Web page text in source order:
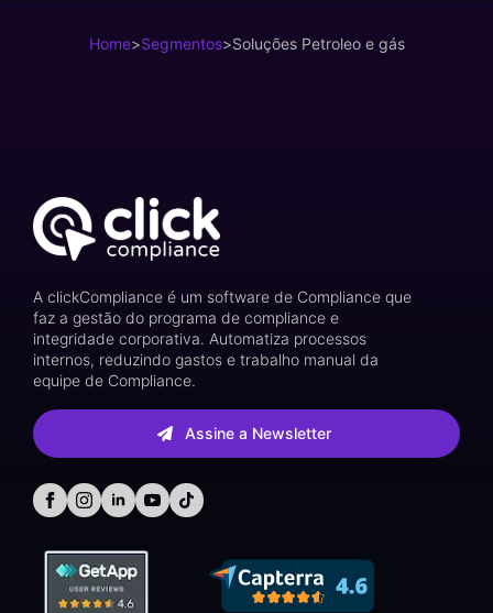
Home>Segmentos>Soluções Petroleo e gás
A clickCompliance é um software de Compliance que
faz a gestão do programa de compliance e
integridade corporativa. Automatiza processos
internos, reduzindo gastos e trabalho manual da
equipe de Compliance.
Assine a Newsletter